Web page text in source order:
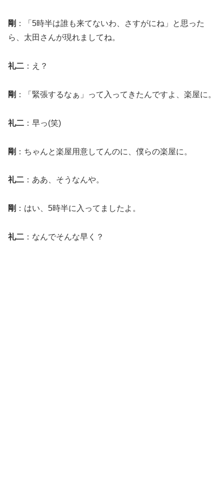
剛 ：「5時半は誰も来てないわ、さすがにね」と思った
ら、太田さんが現れましてね。
礼二 ：え？
剛 ：「緊張するなぁ」って入ってきたんですよ、楽屋に。
礼二 ：早っ(笑)
剛 ：ちゃんと楽屋用意してんのに、僕らの楽屋に。
礼二 ：ああ、そうなんや。
剛 ：はい、5時半に入ってましたよ。
礼二 ：なんでそんな早く？